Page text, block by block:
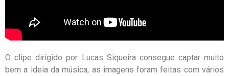
O clipe dirigido por Lucas Siqueira consegue captar muito
bem a ideia da música, as imagens foram feitas com vários